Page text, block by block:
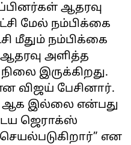
ஆதரவு
மேல் நம்பிக்கை
மீதும் நம்பிக்கை
அளித்த
இருக்கிறது.
விஜய் பேசினார்.
ஆக இல்லை என்பது
ஜெராக்ஸ்
என